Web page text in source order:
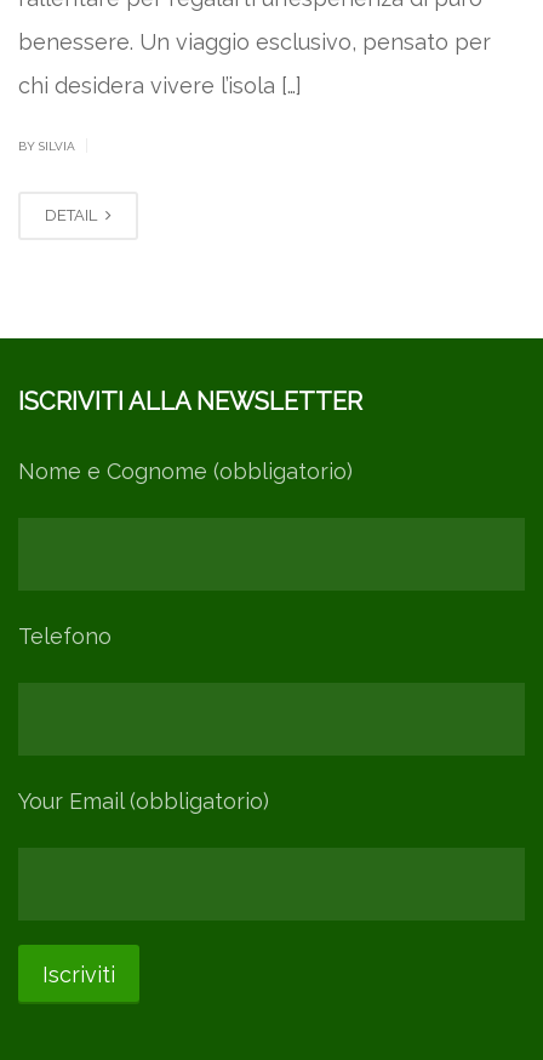
benessere. Un viaggio esclusivo, pensato per
chi desidera vivere l’isola […]
BY SILVIA
DETAIL
ISCRIVITI ALLA NEWSLETTER
Nome e Cognome (obbligatorio)
Telefono
Your Email (obbligatorio)